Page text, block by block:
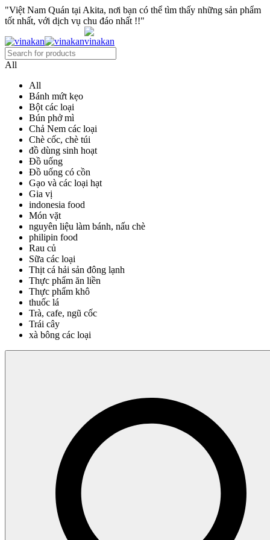
"Việt Nam Quán tại Akita, nơi bạn có thể tìm thấy những sản phẩm
tốt nhất, với dịch vụ chu đáo nhất !!"
All
All
Bánh mứt kẹo
Bột các loại
Bún phở mì
Chả Nem các loại
Chè cốc, chè túi
đồ dùng sinh hoạt
Đồ uống
Đồ uống có cồn
Gạo và các loại hạt
Gia vị
indonesia food
Món vặt
nguyên liệu làm bánh, nấu chè
philipin food
Rau củ
Sữa các loại
Thịt cá hải sản đông lạnh
Thực phẩm ăn liền
Thực phẩm khô
thuốc lá
Trà, cafe, ngũ cốc
Trái cây
xà bông các loại